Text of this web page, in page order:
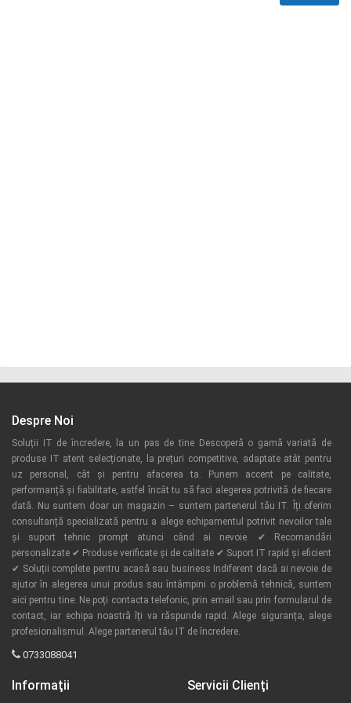
Despre Noi
Soluții IT de încredere, la un pas de tine Descoperă o gamă variată de
produse IT atent selecționate, la prețuri competitive, adaptate atât pentru
uz personal, cât și pentru afacerea ta. Punem accent pe calitate,
performanță și fiabilitate, astfel încât tu să faci alegerea potrivită de fiecare
dată. Nu suntem doar un magazin – suntem partenerul tău IT. Îți oferim
consultanță specializată pentru a alege echipamentul potrivit nevoilor tale
și suport tehnic prompt atunci când ai nevoie. ✔ Recomandări
personalizate ✔ Produse verificate și de calitate ✔ Suport IT rapid și eficient
✔ Soluții complete pentru acasă sau business Indiferent dacă ai nevoie de
ajutor în alegerea unui produs sau întâmpini o problemă tehnică, suntem
aici pentru tine. Ne poți contacta telefonic, prin email sau prin formularul de
contact, iar echipa noastră îți va răspunde rapid. Alege siguranța, alege
profesionalismul. Alege partenerul tău IT de încredere.
0733088041
Informaţii Servicii Clienţi